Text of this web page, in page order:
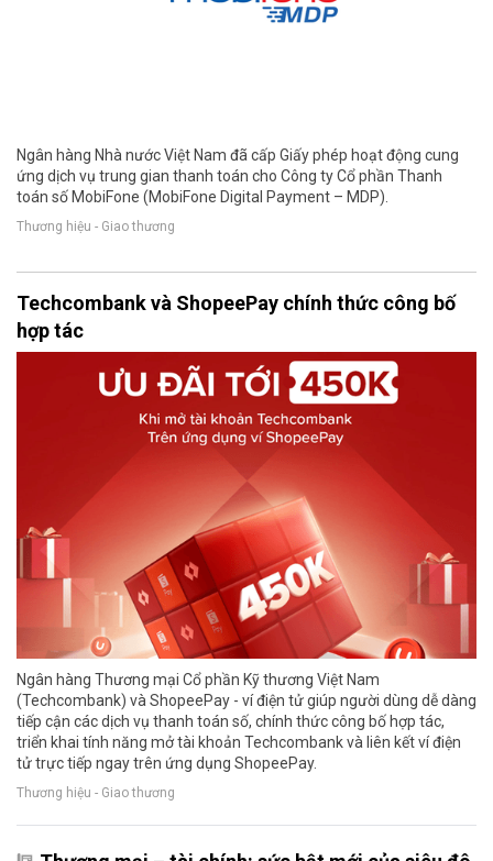
Ngân hàng Nhà nước Việt Nam đã cấp Giấy phép hoạt động cung
ứng dịch vụ trung gian thanh toán cho Công ty Cổ phần Thanh
toán số MobiFone (MobiFone Digital Payment – MDP).
Thương hiệu - Giao thương
Techcombank và ShopeePay chính thức công bố
hợp tác
Ngân hàng Thương mại Cổ phần Kỹ thương Việt Nam
(Techcombank) và ShopeePay - ví điện tử giúp người dùng dễ dàng
tiếp cận các dịch vụ thanh toán số, chính thức công bố hợp tác,
triển khai tính năng mở tài khoản Techcombank và liên kết ví điện
tử trực tiếp ngay trên ứng dụng ShopeePay.
Thương hiệu - Giao thương